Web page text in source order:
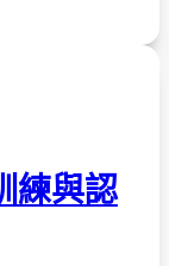
練與認